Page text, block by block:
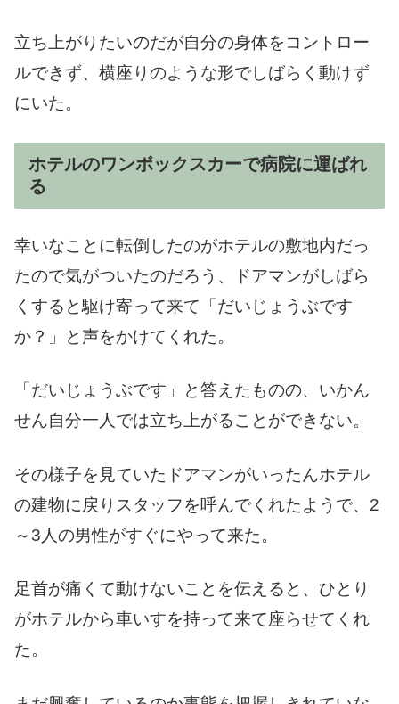
立ち上がりたいのだが自分の身体をコントロー
ルできず、横座りのような形でしばらく動けず
にいた。
ホテルのワンボックスカーで病院に運ばれ
る
幸いなことに転倒したのがホテルの敷地内だっ
たので気がついたのだろう、ドアマンがしばら
くすると駆け寄って来て「だいじょうぶです
か？」と声をかけてくれた。
「だいじょうぶです」と答えたものの、いかん
せん自分一人では立ち上がることができない。
その様子を見ていたドアマンがいったんホテル
の建物に戻りスタッフを呼んでくれたようで、2
～3人の男性がすぐにやって来た。
足首が痛くて動けないことを伝えると、ひとり
がホテルから車いすを持って来て座らせてくれ
た。